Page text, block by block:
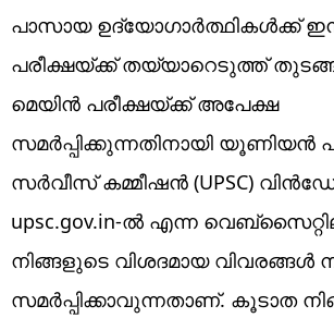
പാസായ ഉദ്യോഗാർത്ഥികൾക്ക്
പരീക്ഷയ്ക്ക് തയ്യാറെടുത്ത്
മെയിൻ പരീക്ഷയ്ക്ക് അപേക്ഷ
സമർപ്പിക്കുന്നതിനായി യൂണിയൻ
സർവീസ് കമ്മീഷൻ (UPSC)
upsc.gov.in-ൽ എന്ന
നിങ്ങളുടെ വിശദമായ
സമർപ്പിക്കാവുന്നതാണ്. കൂടാത